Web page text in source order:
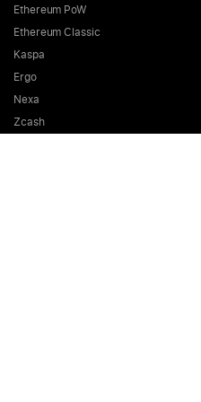
Ethereum PoW
Ethereum Classic
Kaspa
Ergo
Nexa
Zcash